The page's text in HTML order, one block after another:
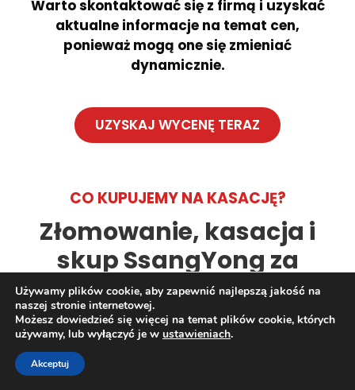
Warto skontaktować się z firmą i uzyskać
aktualne informacje na temat cen,
ponieważ mogą one się zmieniać
dynamicznie.
UZYSKAJ WYCENĘ TERAZ
CO KUPUJEMY NA KASACJĘ?
Złomowanie, kasacja i
skup SsangYong za
gotówkę z odbiorem
lawetą
Używamy plików cookie, aby zapewnić najlepszą jakość na
naszej stronie internetowej.
Możesz dowiedzieć się więcej na temat plików cookie, których
używamy, lub wyłączyć je w ustawieniach.
Akceptuj